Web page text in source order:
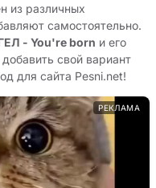
из различных
самостоятельно.
- You're born и его
свой вариант
для сайта Pesni.net!
РЕКЛАМА